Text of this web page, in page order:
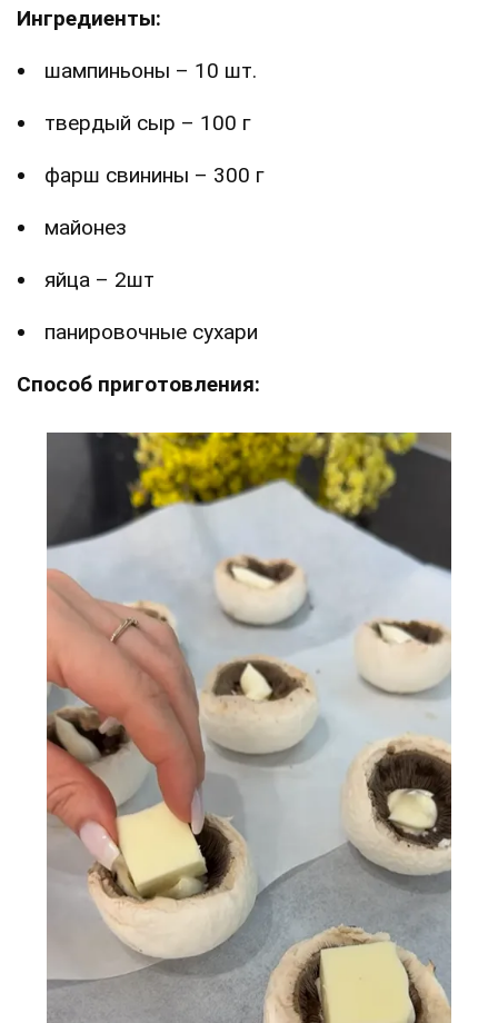
Ингредиенты:
шампиньоны – 10 шт.
твердый сыр – 100 г
фарш свинины – 300 г
майонез
яйца – 2шт
панировочные сухари
Способ приготовления: